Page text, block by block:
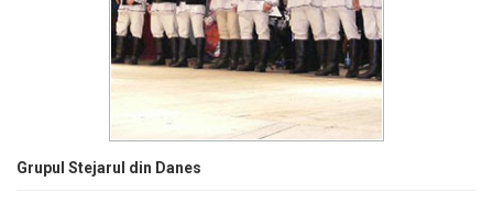
Grupul Stejarul din Danes